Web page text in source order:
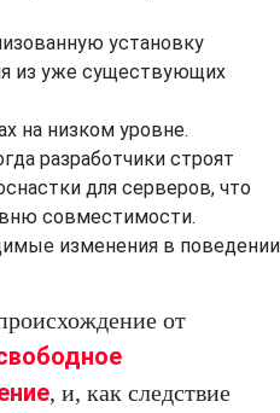
установку
из уже существующих
на низком уровне.
разработчики строят
для серверов, что
совместимости.
изменения в поведении
от
, и, как следствие